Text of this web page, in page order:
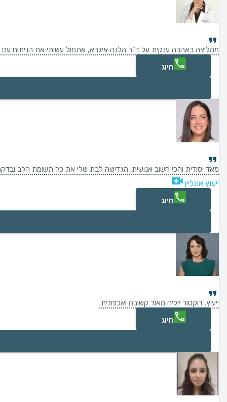
ממליצה באהבה ענקית על ד"ר הלנה איגרא, אתמול עשיתי את הניתוח עם
חיוג
מאד יסודית והכי חשוב אנושית. הגדישה לבת שלי את כל תשומת הלב
ייעוץ אונליין
חיוג
ייעוץ. דוקטור יוליה מאוד קשובה ואכפתית.
חיוג